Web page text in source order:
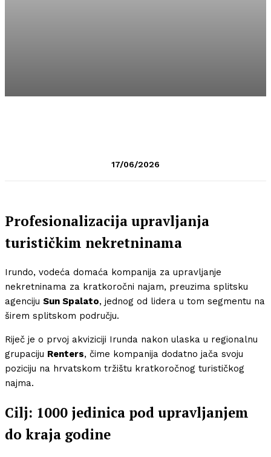
17/06/2026
Profesionalizacija upravljanja
turističkim nekretninama
Irundo, vodeća domaća kompanija za upravljanje
nekretninama za kratkoročni najam, preuzima splitsku
agenciju Sun Spalato, jednog od lidera u tom segmentu na
širem splitskom području.
Riječ je o prvoj akviziciji Irunda nakon ulaska u regionalnu
grupaciju Renters, čime kompanija dodatno jača svoju
poziciju na hrvatskom tržištu kratkoročnog turističkog
najma.
Cilj: 1000 jedinica pod upravljanjem
do kraja godine